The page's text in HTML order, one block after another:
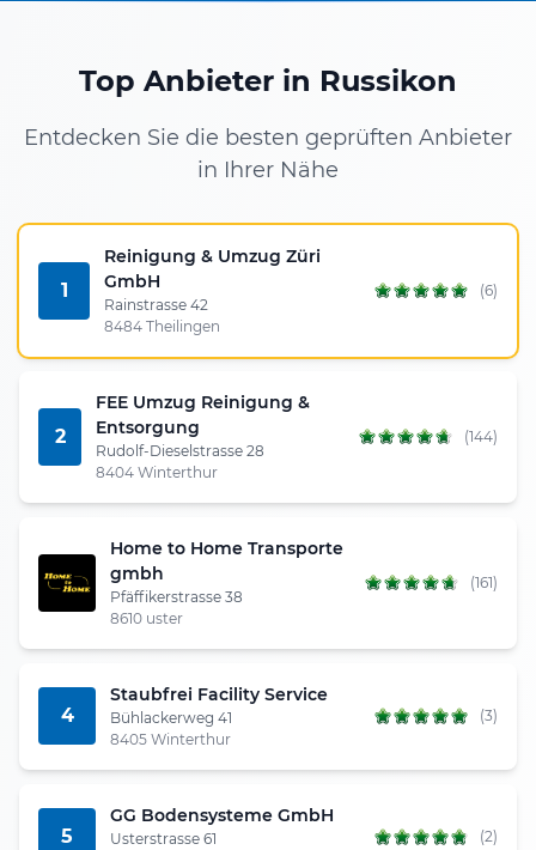
Top Anbieter in Russikon
Entdecken Sie die besten geprüften Anbieter
in Ihrer Nähe
1
Reinigung & Umzug Züri
GmbH
Rainstrasse 42
8484 Theilingen
(6)
2
FEE Umzug Reinigung &
Entsorgung
Rudolf-Dieselstrasse 28
8404 Winterthur
(144)
Home to Home Transporte
gmbh
Pfäffikerstrasse 38
8610 uster
(161)
4
Staubfrei Facility Service
Bühlackerweg 41
8405 Winterthur
(3)
5
GG Bodensysteme GmbH
Usterstrasse 61
(2)